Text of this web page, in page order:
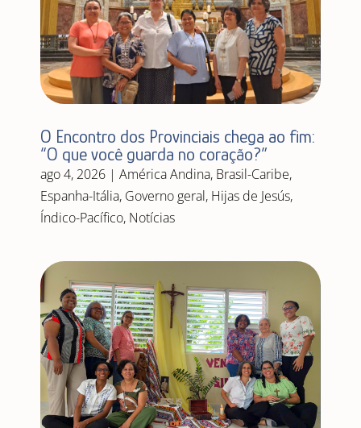
O Encontro dos Provinciais chega ao fim:
“O que você guarda no coração?”
ago 4, 2026| América Andina, Brasil-Caribe,
Espanha-Itália, Governo geral, Hijas de Jesús,
Índico-Pacífico, Notícias